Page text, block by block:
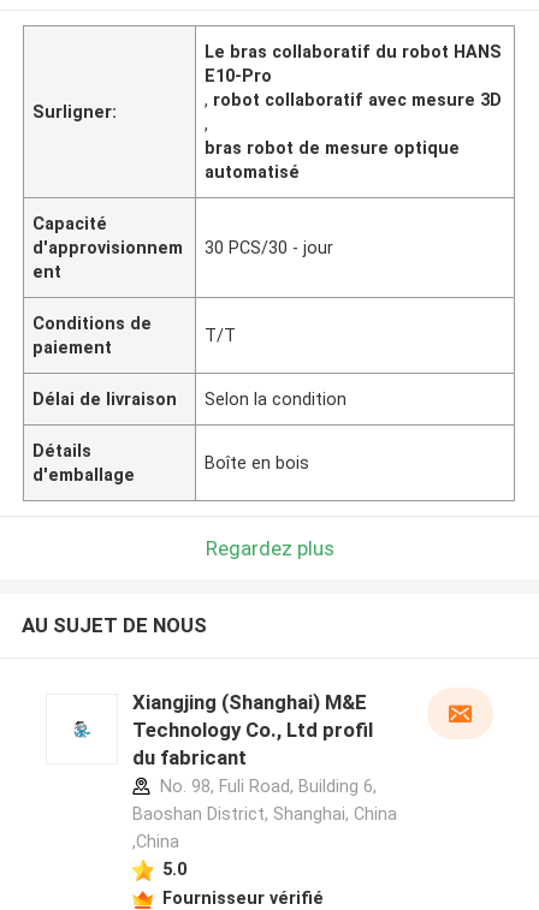
Surligner:
Le bras collaboratif du robot HANS
E10-Pro
, robot collaboratif avec mesure 3D
,
bras robot de mesure optique
automatisé
Capacité
d'approvisionnem
ent
30 PCS/30 - jour
Conditions de
paiement
T/T
Délai de livraison Selon la condition
Détails
d'emballage
Boîte en bois
Regardez plus
AU SUJET DE NOUS
Xiangjing (Shanghai) M&E
Technology Co., Ltd profil
du fabricant
No. 98, Fuli Road, Building 6,
Baoshan District, Shanghai, China
,China
5.0
Fournisseur vérifié